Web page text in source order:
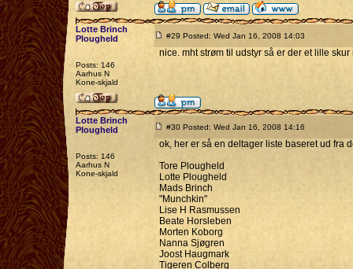
Lotte Brinch
Plougheld
Posts: 146
Aarhus N
Kone-skjald
#29 Posted: Wed Jan 16, 2008 14:03
nice. mht strøm til udstyr så er der et lille
Lotte Brinch
Plougheld
Posts: 146
Aarhus N
Kone-skjald
#30 Posted: Wed Jan 16, 2008 14:16
ok, her er så en deltager liste baseret ud fra
Tore Plougheld
Lotte Plougheld
Mads Brinch
"Munchkin"
Lise H Rasmussen
Beate Horsleben
Morten Koborg
Nanna Sjøgren
Joost Haugmark
Tigeren Colberg